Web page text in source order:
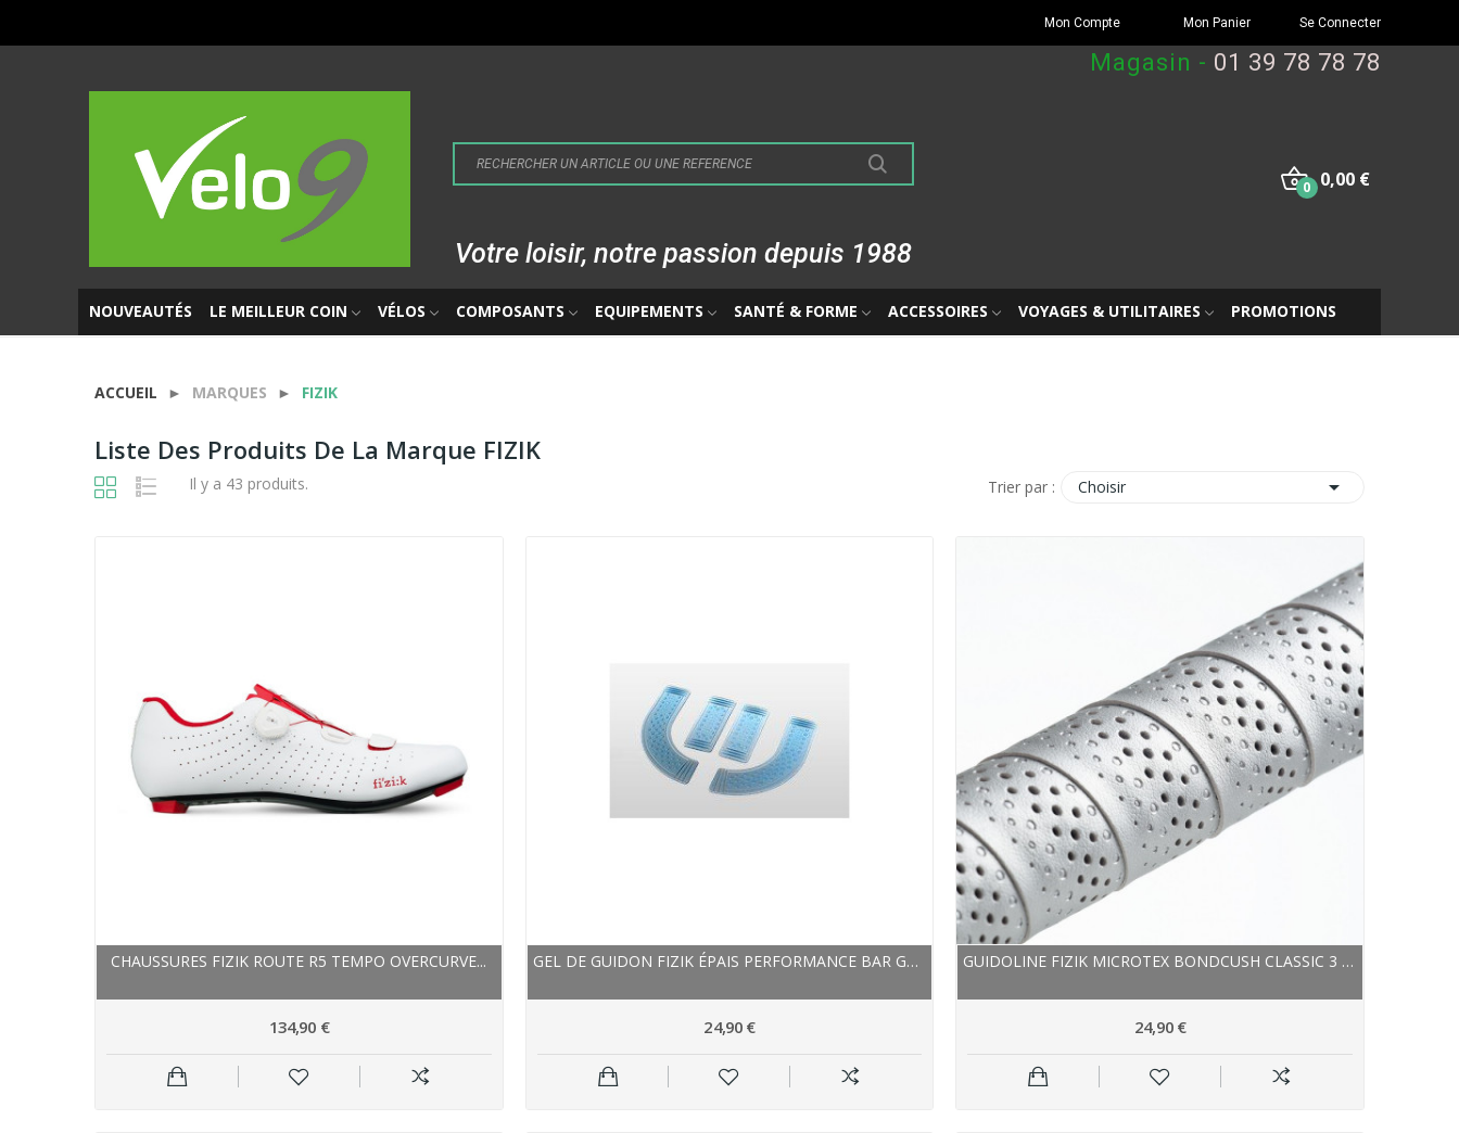
Mon Compte Mon Panier Se Connecter
Magasin - 01 39 78 78 78
Votre loisir, notre passion depuis 1988
0,00 €
0
NOUVEAUTÉS LE MEILLEUR COIN VÉLOS COMPOSANTS EQUIPEMENTS SANTÉ & FORME ACCESSOIRES VOYAGES & UTILITAIRES PROMOTIONS
ACCUEIL MARQUES FIZIK
Liste Des Produits De La Marque FIZIK
Il y a 43 produits. Trier par : Choisir 
CHAUSSURES FIZIK ROUTE R5 TEMPO OVERCURVE...
134,90 €
GEL DE GUIDON FIZIK ÉPAIS PERFORMANCE BAR GEL 2
24,90 €
GUIDOLINE FIZIK MICROTEX BONDCUSH CLASSIC 3 MM...
24,90 €